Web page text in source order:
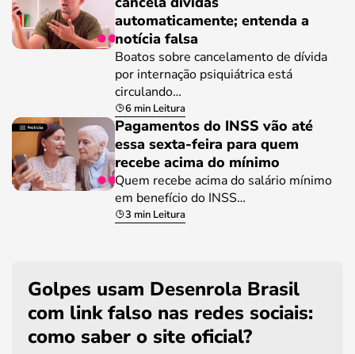
automaticamente; entenda a
notícia falsa
Boatos sobre cancelamento de dívida
por internação psiquiátrica está
circulando…
6 min Leitura
Pagamentos do INSS vão até
essa sexta-feira para quem
recebe acima do mínimo
Quem recebe acima do salário mínimo
em benefício do INSS…
3 min Leitura
Golpes usam Desenrola Brasil
com link falso nas redes sociais:
como saber o site oficial?